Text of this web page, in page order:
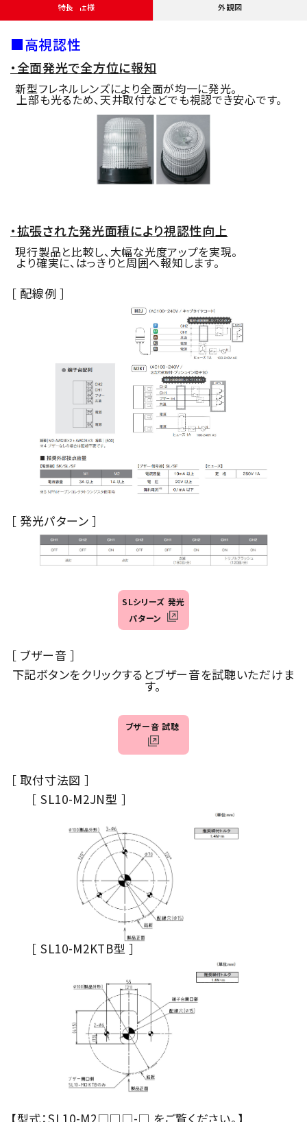
特長・仕様 外観図
■高視認性
・全面発光で全方位に報知
新型フレネルレンズにより全面が均一に発光。
上部も光るため、天井取付などでも視認でき安心です。
・拡張された発光面積により視認性向上
現行製品と比較し、大幅な光度アップを実現。
より確実に、はっきりと周囲へ報知します。
［ 配線例 ］
［ 発光パターン ］
SLシリーズ 発光
パターン
［ ブザー音 ］
下記ボタンをクリックするとブザー音を試聴いただけま
す。
ブザー音 試聴
［ 取付寸法図 ］
［ SL10-M2JN型 ］
［ SL10-M2KTB型 ］
【型式：SL10-M2□□□-□ をご覧ください。】